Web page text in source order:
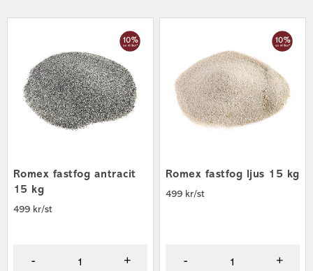
Romex fastfog antracit
15 kg
499 kr/st
- +
Romex fastfog ljus 15 kg
499 kr/st
- +